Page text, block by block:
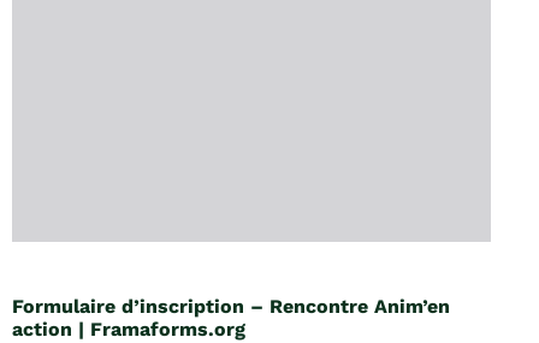
Formulaire d’inscription – Rencontre Anim’en
action | Framaforms.org